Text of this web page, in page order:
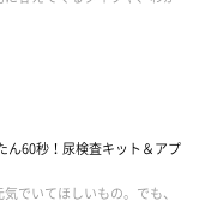
ん60秒！尿検査キット＆アプ
でいてほしいもの。でも、